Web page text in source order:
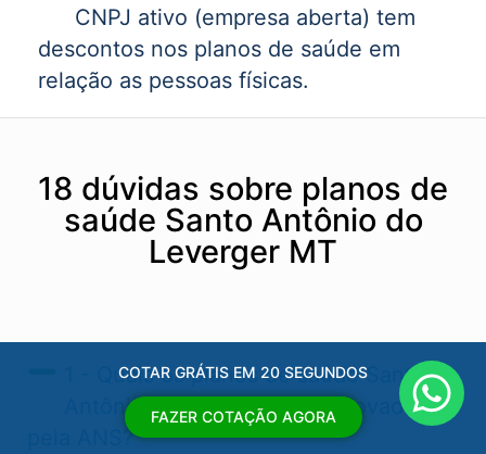
CNPJ ativo (empresa aberta) tem
descontos nos planos de saúde em
relação as pessoas físicas.
18 dúvidas sobre planos de
saúde Santo Antônio do
Leverger MT
1 - Quais os planos de saúde Santo
Antônio do Leverger MT​ aprovados
pela ANS?
COTAR GRÁTIS EM 20 SEGUNDOS
FAZER COTAÇÃO AGORA